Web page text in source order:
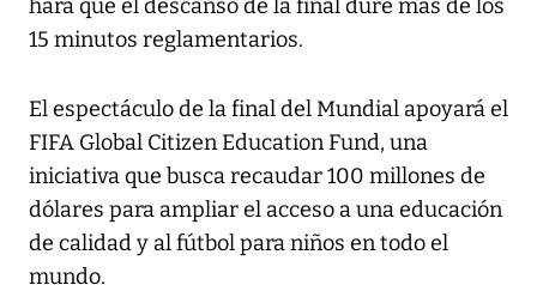
hará que el descanso de la final dure más de los
15 minutos reglamentarios.
El espectáculo de la final del Mundial apoyará el
FIFA Global Citizen Education Fund, una
iniciativa que busca recaudar 100 millones de
dólares para ampliar el acceso a una educación
de calidad y al fútbol para niños en todo el
mundo.